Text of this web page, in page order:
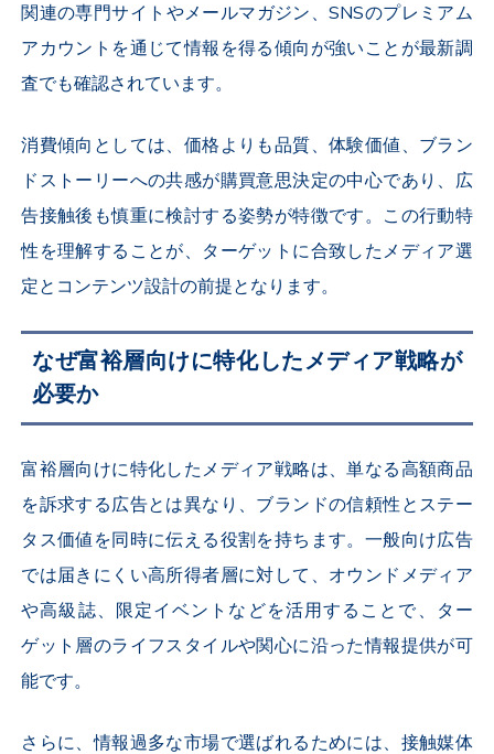
関連の専門サイトやメールマガジン、SNSのプレミアム
アカウントを通じて情報を得る傾向が強いことが最新調
査でも確認されています。
消費傾向としては、価格よりも品質、体験価値、ブラン
ドストーリーへの共感が購買意思決定の中心であり、広
告接触後も慎重に検討する姿勢が特徴です。この行動特
性を理解することが、ターゲットに合致したメディア選
定とコンテンツ設計の前提となります。
なぜ富裕層向けに特化したメディア戦略が
必要か
富裕層向けに特化したメディア戦略は、単なる高額商品
を訴求する広告とは異なり、ブランドの信頼性とステー
タス価値を同時に伝える役割を持ちます。一般向け広告
では届きにくい高所得者層に対して、オウンドメディア
や高級誌、限定イベントなどを活用することで、ター
ゲット層のライフスタイルや関心に沿った情報提供が可
能です。
さらに、情報過多な市場で選ばれるためには、接触媒体